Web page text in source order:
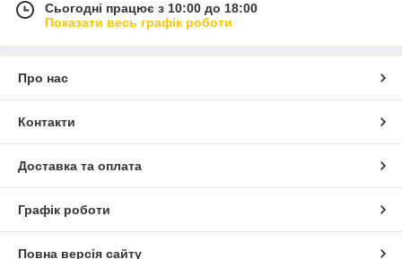
Сьогодні працює з 10:00 до 18:00
Показати весь графік роботи
Про нас
Контакти
Доставка та оплата
Графік роботи
Повна версія сайту